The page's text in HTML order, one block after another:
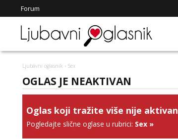
Forum
Ljubavni oglasnik › Sex
OGLAS JE NEAKTIVAN
Oglas koji tražite više nije aktivan
Pogledajte slične oglase u rubrici: Sex »